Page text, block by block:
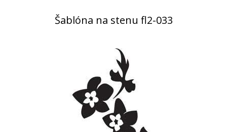
Šablóna na stenu fl2-033